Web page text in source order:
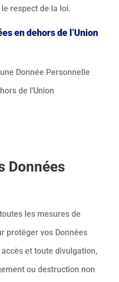
respect de la loi.
en dehors de l’Union
Donnée Personnelle
de l’Union
Données
les mesures de
protéger vos Données
et toute divulgation,
ou destruction non